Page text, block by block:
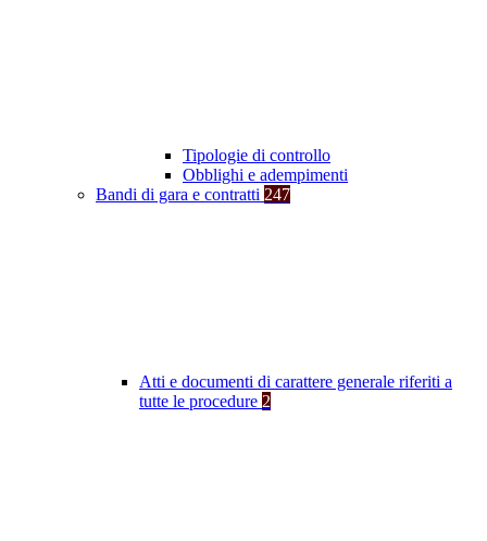
Tipologie di controllo
Obblighi e adempimenti
Bandi di gara e contratti 247
Atti e documenti di carattere generale riferiti a
tutte le procedure 2